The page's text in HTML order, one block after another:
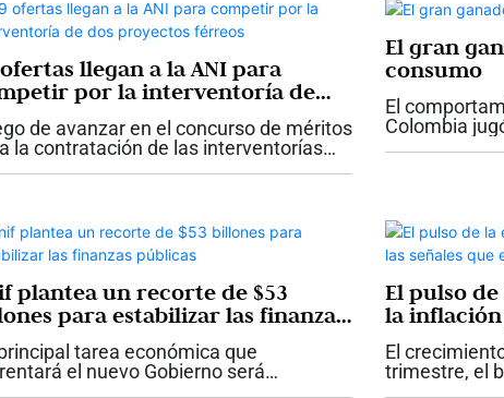
llegan a la ANI para
por la interventoría de
proyectos férreos
de avanzar en el concurso de méritos
la contratación de las interventorías
El gran
consumo
El
Colombia
importantes
plantea un recorte de $53
para estabilizar las finanzas
tarea económica que
el nuevo Gobierno será
El pulso
la inflación
esperan
El
trimestre, el